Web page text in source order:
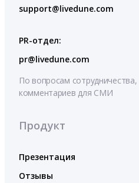
support@livedune.com
PR-отдел:
pr@livedune.com
По вопросам сотрудничества,
комментариев для СМИ
Продукт
Презентация
Отзывы